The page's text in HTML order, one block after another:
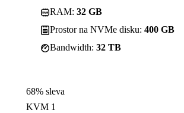
RAM: 32 GB
Prostor na NVMe disku: 400 GB
Bandwidth: 32 TB
68% sleva
KVM 1